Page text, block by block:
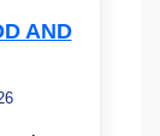
AND